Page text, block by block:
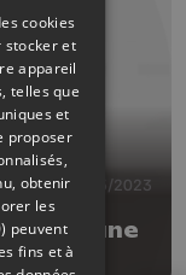
19/05/2023
laser, une
cookies
stocker et
appareil
telles que
et
proposer
obtenir
les
peuvent
fins et à